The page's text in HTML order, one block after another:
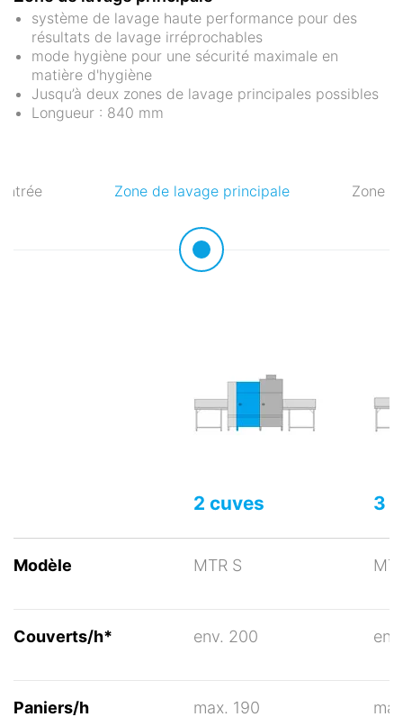
système de lavage haute performance pour des
résultats de lavage irréprochables
mode hygiène pour une sécurité maximale en
matière d'hygiène
Jusqu’à deux zones de lavage principales possibles
Longueur : 840 mm
Zone de lavage principale Zone
2 cuves 3
Modèle MTR S
Couverts/h* env. 200
Paniers/h max. 190